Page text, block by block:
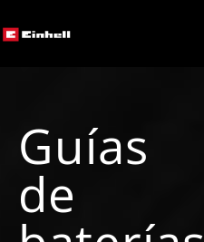
Guías
de